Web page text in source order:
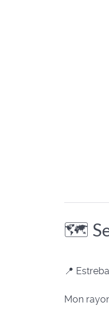
🗺️
📍
Mon